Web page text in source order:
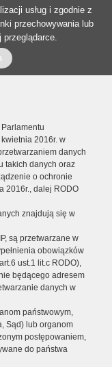
usług i zgodnie z
przechowywania lub
przeglądarce.
2016r. w
danych
takich danych oraz
o ochronie
2016r., dalej RODO
znajdują się w
są przetwarzane w
obowiązków
ust.1 lit.c RODO),
będącego adresem
danych w
państwowym,
Sąd) lub organom
postępowaniem,
do państwa